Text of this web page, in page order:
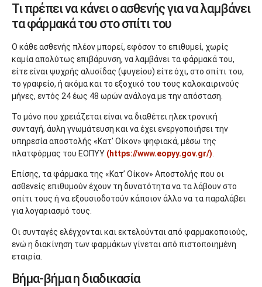
Τι πρέπει να κάνει ο ασθενής για να λαμβάνει
τα φάρμακά του στο σπίτι του
O κάθε ασθενής πλέον μπορεί, εφόσον το επιθυμεί, χωρίς
καμία απολύτως επιβάρυνση, να λαμβάνει τα φάρμακά του,
είτε είναι ψυχρής αλυσίδας (ψυγείου) είτε όχι, στο σπίτι του,
το γραφείο, ή ακόμα και το εξοχικό του τους καλοκαιρινούς
μήνες, εντός 24 έως 48 ωρών ανάλογα με την απόσταση.
Το μόνο που χρειάζεται είναι να διαθέτει ηλεκτρονική
συνταγή, άυλη γνωμάτευση και να έχει ενεργοποιήσει την
υπηρεσία αποστολής «Κατ’ Οίκον» ψηφιακά, μέσω της
πλατφόρμας του ΕΟΠΥΥ (https://www.eopyy.gov.gr/)
Επίσης, τα φάρμακα της «Κατ’ Οίκον» Αποστολής που οι
ασθενείς επιθυμούν έχουν τη δυνατότητα να τα λάβουν στο
σπίτι τους ή να εξουσιοδοτούν κάποιον άλλο να τα παραλάβει
για λογαριασμό τους.
Οι συνταγές ελέγχονται και εκτελούνται από φαρμακοποιούς,
ενώ η διακίνηση των φαρμάκων γίνεται από πιστοποιημένη
εταιρία.
Βήμα-βήμα η διαδικασία